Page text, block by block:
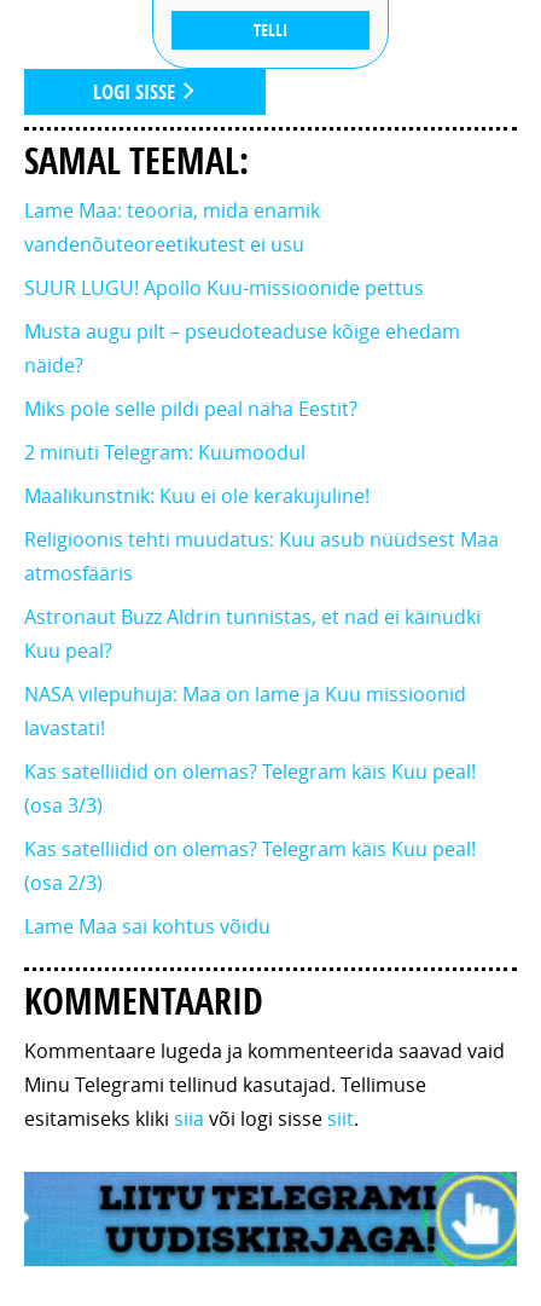
TELLI
LOGI SISSE
SAMAL TEEMAL:
Lame Maa: teooria, mida enamik
vandenõuteoreetikutest ei usu
SUUR LUGU! Apollo Kuu-missioonide pettus
Musta augu pilt – pseudoteaduse kõige ehedam
näide?
Miks pole selle pildi peal näha Eestit?
2 minuti Telegram: Kuumoodul
Maalikunstnik: Kuu ei ole kerakujuline!
Religioonis tehti muudatus: Kuu asub nüüdsest Maa
atmosfääris
Astronaut Buzz Aldrin tunnistas, et nad ei käinudki
Kuu peal?
NASA vilepuhuja: Maa on lame ja Kuu missioonid
lavastati!
Kas satelliidid on olemas? Telegram käis Kuu peal!
(osa 3/3)
Kas satelliidid on olemas? Telegram käis Kuu peal!
(osa 2/3)
Lame Maa sai kohtus võidu
KOMMENTAARID
Kommentaare lugeda ja kommenteerida saavad vaid
Minu Telegrami tellinud kasutajad. Tellimuse
esitamiseks kliki siia või logi sissesiit.